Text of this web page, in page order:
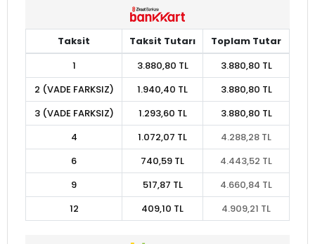
Taksit Taksit Tutarı
Toplam Tutar
1
3.880,80 TL
3.880,80 TL
2 (VADE FARKSIZ)
1.940,40 TL
3.880,80 TL
3 (VADE FARKSIZ)
1.293,60 TL
3.880,80 TL
4
1.072,07 TL
4.288,28 TL
6
740,59 TL
4.443,52 TL
9
517,87 TL
4.660,84 TL
12
409,10 TL 4.909,21 TL